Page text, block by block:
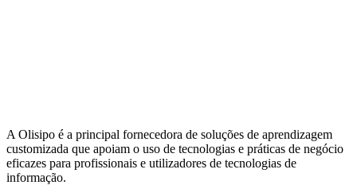
A Olisipo é a principal fornecedora de soluções de aprendizagem
customizada que apoiam o uso de tecnologias e práticas de negócio
eficazes para profissionais e utilizadores de tecnologias de
informação.